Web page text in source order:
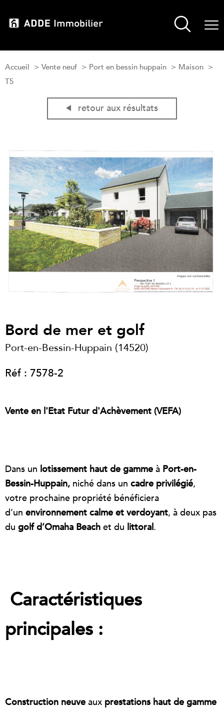
Accueil Vente neuf Port en bessin huppain
Maison
T5
retour aux résultats
Bord de mer et golf
Port-en-Bessin-Huppain (14520)
Réf : 7578-2
Vente en l'Etat Futur d'Achèvement (VEFA)
Dans un lotissement haut de gamme à Port-en-
Bessin-Huppain, niché dans un cadre privilégié,
votre prochaine propriété bénéficiera
d’un environnement calme et verdoyant, à deux pas
du golf d’Omaha Beach et du littoral.
Caractéristiques
principales :
Construction neuve aux prestations haut de gamme